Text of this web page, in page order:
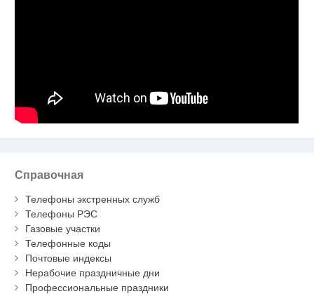
Справочная
Телефоны экстренных служб
Телефоны РЭС
Газовые участки
Телефонные коды
Почтовые индексы
Нерабочие праздничные дни
Профессиональные праздники